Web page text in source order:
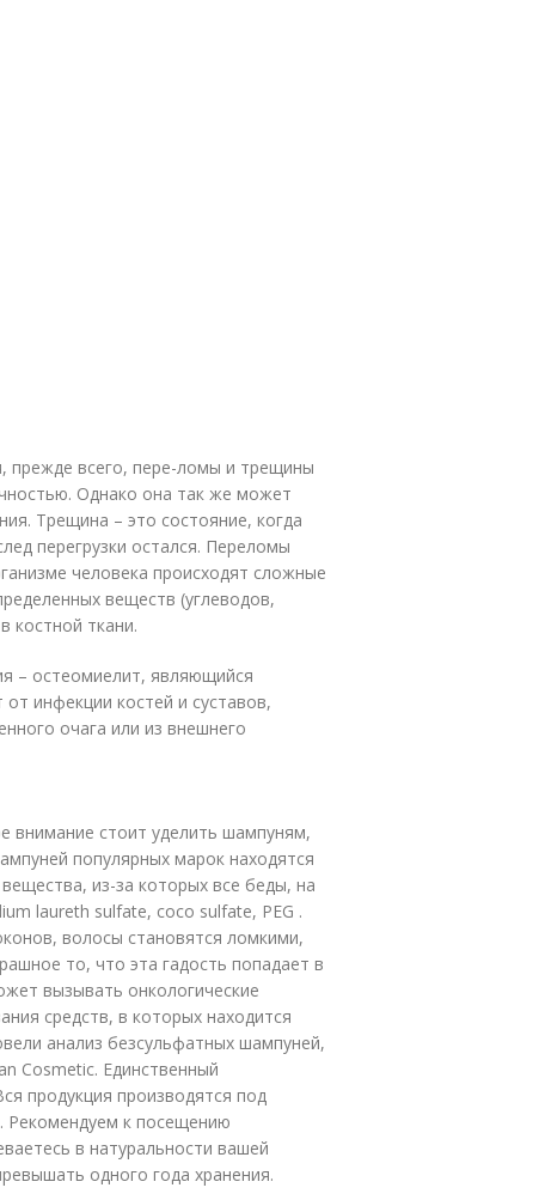
прежде всего, пере-ломы и трещины
Однако она так же может
Трещина – это состояние, когда
перегрузки остался. Переломы
человека происходят сложные
веществ (углеводов,
костной ткани.
– остеомиелит, являющийся
инфекции костей и суставов,
очага или из внешнего
внимание стоит уделить шампуням,
популярных марок находятся
из-за которых все беды, на
laureth sulfate, coco sulfate, PEG .
волосы становятся ломкими,
то, что эта гадость попадает в
вызывать онкологические
средств, в которых находится
анализ безсульфатных шампуней,
Сosmetic. Единственный
продукция производятся под
Рекомендуем к посещению
в натуральности вашей
одного года хранения.